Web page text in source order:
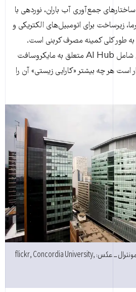
جمع‌آوری آب باران، نوردهی با
زیرساخت برای اتومبیل‌های الکتریکی و
به طور کلی کمینه مصرف کربنی است.
تعدادی از شرکت‌های فن‌آوری شامل AI Hub متعلق به مایکروسافت
است هر چه بیشتر «کارایی زیستی» آن را
نمایی از دانشگاه کونکوردیا در مونترال ــ عکس: flickr, Concordia University,